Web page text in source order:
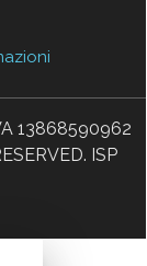
13868590962
ISP